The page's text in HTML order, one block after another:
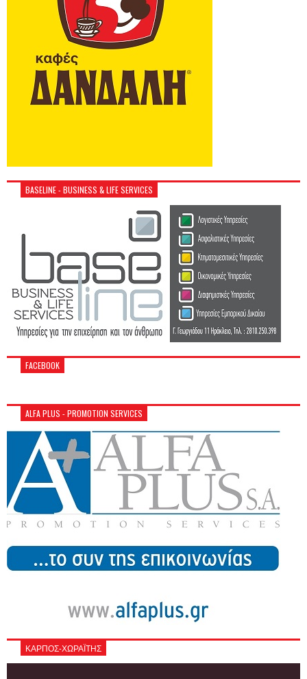
BASELINE - BUSINESS & LIFE SERVICES
FACEBOOK
ALFA PLUS - PROMOTION SERVICES
ΚΑΡΠΟΣ-ΧΩΡΑΪΤΗΣ